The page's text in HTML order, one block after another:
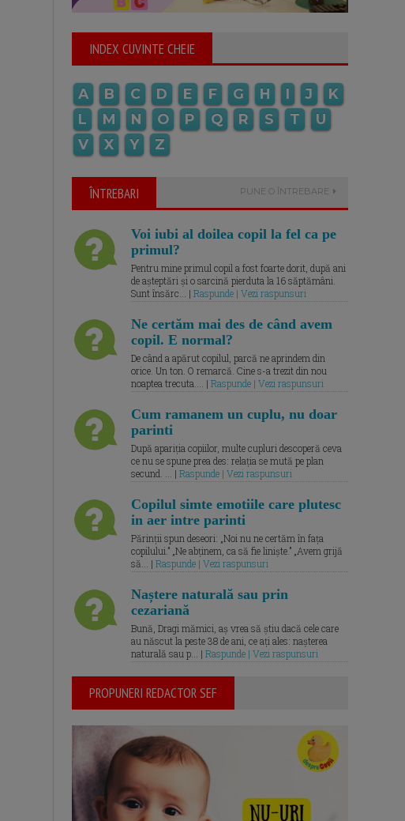
INDEX CUVINTE CHEIE
A B C D E F G H I J
K
L
M N O P Q R S T
U
V
X Y Z
ÎNTREBARI PUNE O ÎNTREBARE
Voi iubi al doilea copil la fel ca pe
primul?
Pentru mine primul copil a fost foarte dorit, după ani
de așteptări și o sarcină pierduta la 16 săptămâni.
Sunt însărc... | Raspunde | Vezi raspunsuri
Ne certăm mai des de când avem
copil. E normal?
De când a apărut copilul, parcă ne aprindem din
orice. Un ton. O remarcă. Cine s-a trezit din nou
noaptea trecuta.... | Raspunde | Vezi raspunsuri
Cum ramanem un cuplu, nu doar
parinti
După apariția copiilor, multe cupluri descoperă ceva
ce nu se spune prea des: relația se mută pe plan
secund. ... | Raspunde | Vezi raspunsuri
Copilul simte emotiile care plutesc
in aer intre parinti
Părinții spun deseori: „Noi nu ne certăm în fața
copilului.” „Ne abținem, ca să fie liniște.” „Avem grijă
să... | Raspunde | Vezi raspunsuri
Naștere naturală sau prin
cezariană
Bună, Dragi mămici, aș vrea să știu dacă cele care
au născut la peste 38 de ani, ce ați ales: nașterea
naturală sau p... | Raspunde | Vezi raspunsuri
PROPUNERI REDACTOR SEF